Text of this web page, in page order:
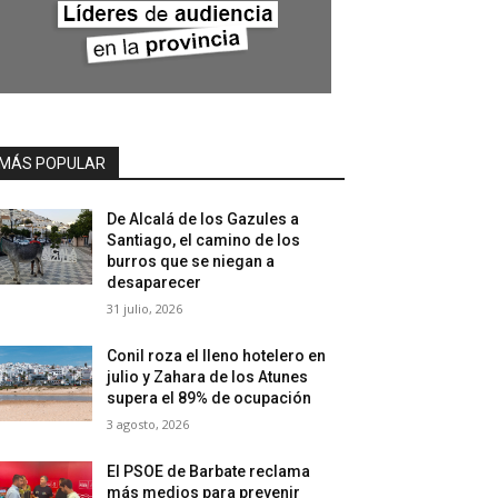
POPULAR
De Alcalá de los Gazules a
Santiago, el camino de los
burros que se niegan a
desaparecer
31 julio, 2026
Conil roza el lleno hotelero en
julio y Zahara de los Atunes
supera el 89% de ocupación
3 agosto, 2026
El PSOE de Barbate reclama
más medios para prevenir